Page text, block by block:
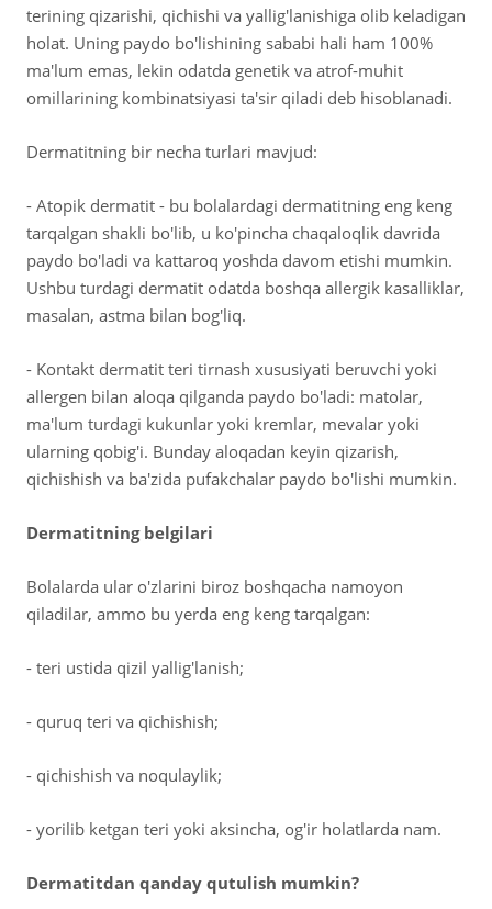
terining qizarishi, qichishi va yallig'lanishiga olib keladigan
holat. Uning paydo bo'lishining sababi hali ham 100%
ma'lum emas, lekin odatda genetik va atrof-muhit
omillarining kombinatsiyasi ta'sir qiladi deb hisoblanadi.
Dermatitning bir necha turlari mavjud:
- Atopik dermatit - bu bolalardagi dermatitning eng keng
tarqalgan shakli bo'lib, u ko'pincha chaqaloqlik davrida
paydo bo'ladi va kattaroq yoshda davom etishi mumkin.
Ushbu turdagi dermatit odatda boshqa allergik kasalliklar,
masalan, astma bilan bog'liq.
- Kontakt dermatit teri tirnash xususiyati beruvchi yoki
allergen bilan aloqa qilganda paydo bo'ladi: matolar,
ma'lum turdagi kukunlar yoki kremlar, mevalar yoki
ularning qobig'i. Bunday aloqadan keyin qizarish,
qichishish va ba'zida pufakchalar paydo bo'lishi mumkin.
Dermatitning belgilari
Bolalarda ular o'zlarini biroz boshqacha namoyon
qiladilar, ammo bu yerda eng keng tarqalgan:
- teri ustida qizil yallig'lanish;
- quruq teri va qichishish;
- qichishish va noqulaylik;
- yorilib ketgan teri yoki aksincha, og'ir holatlarda nam.
Dermatitdan qanday qutulish mumkin?